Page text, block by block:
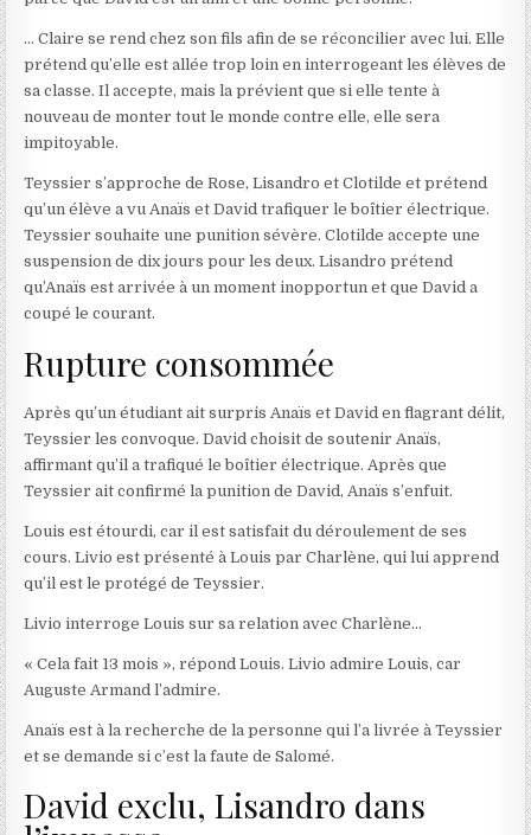
… Claire se rend chez son fils afin de se réconcilier avec lui. Elle
prétend qu’elle est allée trop loin en interrogeant les élèves de
sa classe. Il accepte, mais la prévient que si elle tente à
nouveau de monter tout le monde contre elle, elle sera
impitoyable.
Teyssier s’approche de Rose, Lisandro et Clotilde et prétend
qu’un élève a vu Anaïs et David trafiquer le boîtier électrique.
Teyssier souhaite une punition sévère. Clotilde accepte une
suspension de dix jours pour les deux. Lisandro prétend
qu’Anaïs est arrivée à un moment inopportun et que David a
coupé le courant.
Rupture consommée
Après qu’un étudiant ait surpris Anaïs et David en flagrant délit,
Teyssier les convoque. David choisit de soutenir Anaïs,
affirmant qu’il a trafiqué le boîtier électrique. Après que
Teyssier ait confirmé la punition de David, Anaïs s’enfuit.
Louis est étourdi, car il est satisfait du déroulement de ses
cours. Livio est présenté à Louis par Charlène, qui lui apprend
qu’il est le protégé de Teyssier.
Livio interroge Louis sur sa relation avec Charlène…
« Cela fait 13 mois », répond Louis. Livio admire Louis, car
Auguste Armand l’admire.
Anaïs est à la recherche de la personne qui l’a livrée à Teyssier
et se demande si c’est la faute de Salomé.
David exclu, Lisandro dans